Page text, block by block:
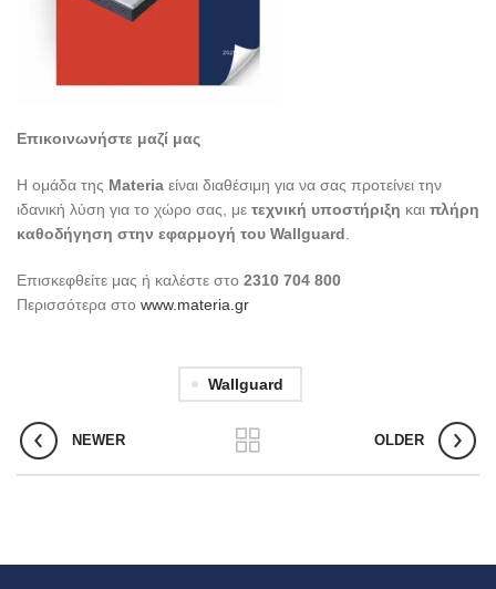
Επικοινωνήστε μαζί μας
Η ομάδα της Materia είναι διαθέσιμη για να σας προτείνει την
ιδανική λύση για το χώρο σας, με τεχνική υποστήριξη και πλήρη
καθοδήγηση στην εφαρμογή του Wallguard
Επισκεφθείτε μας ή καλέστε στο 2310 704 800
Περισσότερα στο www.materia.gr
Wallguard
NEWER OLDER